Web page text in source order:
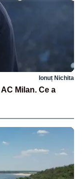
Ionuț Nichita
Milan. Ce a